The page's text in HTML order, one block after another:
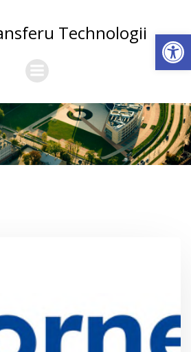
contentTechnologii